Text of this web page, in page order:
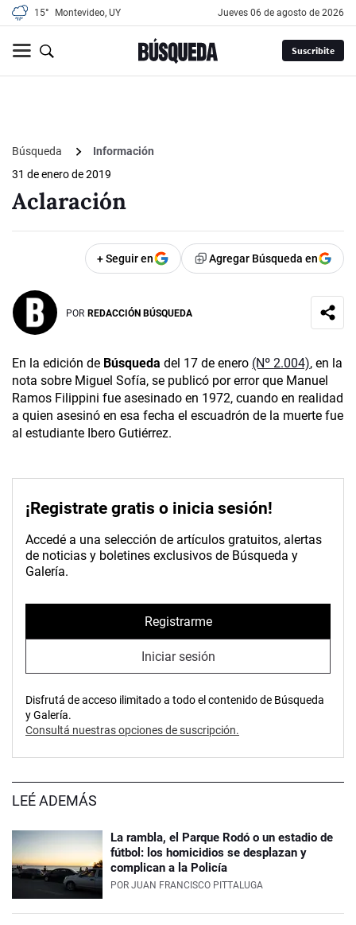
15° Montevideo, UY jueves 06 de agosto de 2026
Suscribite
Búsqueda
Información
31 de enero de 2019
Aclaración
+ Seguir en Agregar Búsqueda en
POR REDACCIÓN BÚSQUEDA
En la edición de Búsqueda del 17 de enero (Nº 2.004), en la
nota sobre Miguel Sofía, se publicó por error que Manuel
Ramos Filippini fue asesinado en 1972, cuando en realidad
a quien asesinó en esa fecha el escuadrón de la muerte fue
al estudiante Ibero Gutiérrez.
¡Registrate gratis o inicia sesión!
Accedé a una selección de artículos gratuitos, alertas
de noticias y boletines exclusivos de Búsqueda y
Galería.
Registrarme
Iniciar sesión
Disfrutá de acceso ilimitado a todo el contenido de Búsqueda
y Galería.
Consultá nuestras opciones de suscripción.
LEÉ ADEMÁS
La rambla, el Parque Rodó o un estadio de
fútbol: los homicidios se desplazan y
complican a la Policía
POR JUAN FRANCISCO PITTALUGA